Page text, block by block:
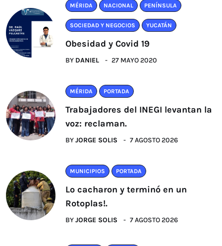
MÉRIDA NACIONAL PENÍNSULA
SOCIEDAD Y NEGOCIOS YUCATÁN
Obesidad y Covid 19
BY DANIEL 27 MAYO 2020
MÉRIDA PORTADA
Trabajadores del INEGI levantan la
voz: reclaman.
BYJORGE SOLIS 7 AGOSTO 2026
MUNICIPIOS PORTADA
Lo cacharon y terminó en un
Rotoplas!.
BYJORGE SOLIS 7 AGOSTO 2026